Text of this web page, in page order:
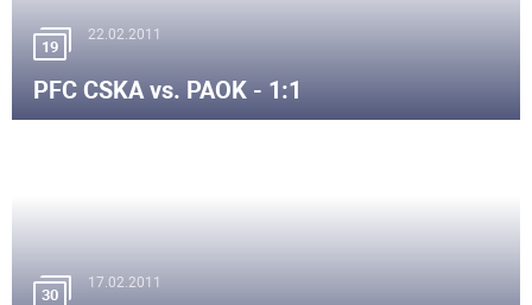
19
22.02.2011
PFC CSKA vs. PAOK - 1:1
30
17.02.2011